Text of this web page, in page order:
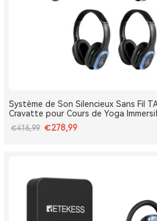
Système de Son Silencieux Sans Fil
Cravatte pour Cours de Yoga
Respiratoire
€416,99 €278,99